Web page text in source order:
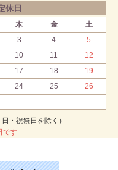
休日
木 金
土
3 4
5
10 11
12
17 18
19
24 25
26
・祝祭日を除く）
です